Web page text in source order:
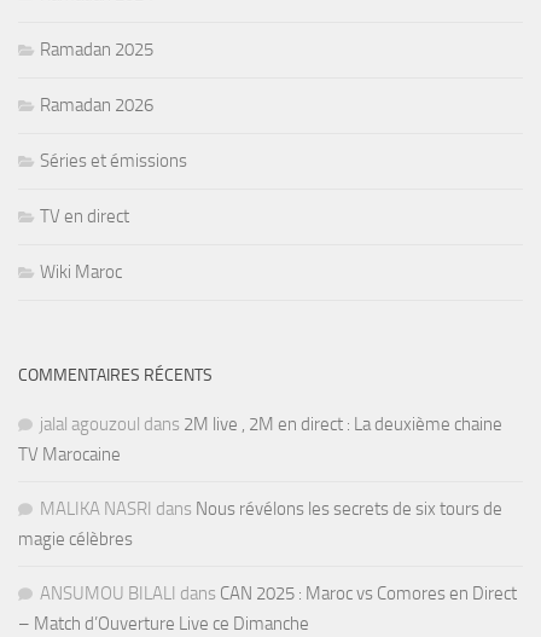
Ramadan 2025
Ramadan 2026
Séries et émissions
TV en direct
Wiki Maroc
COMMENTAIRES RÉCENTS
jalal agouzoul dans 2M live , 2M en direct : La deuxième chaine
TV Marocaine
MALIKA NASRI dans Nous révélons les secrets de six tours de
magie célèbres
ANSUMOU BILALI dans CAN 2025 : Maroc vs Comores en Direct
– Match d’Ouverture Live ce Dimanche